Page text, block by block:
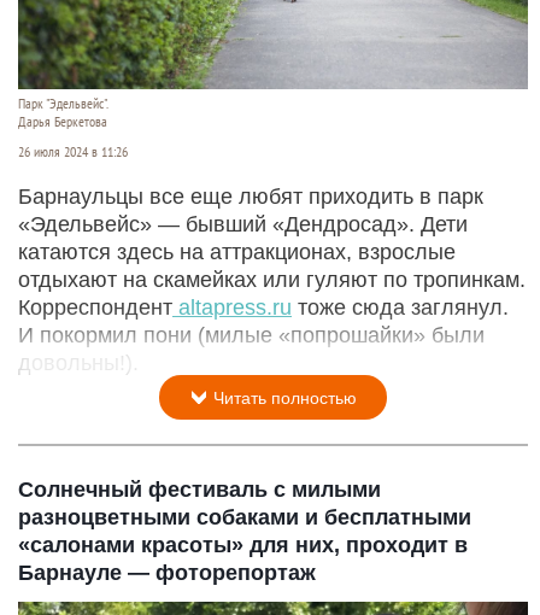
Парк "Эдельвейс".
Дарья Беркетова
26 июля 2024 в 11:26
Барнаульцы все еще любят приходить в парк
«Эдельвейс» — бывший «Дендросад». Дети
катаются здесь на аттракционах, взрослые
отдыхают на скамейках или гуляют по тропинкам.
Корреспондент altapress.ru тоже сюда заглянул.
И покормил пони (милые «попрошайки» были
довольны!).
Читать полностью
Солнечный фестиваль с милыми
разноцветными собаками и бесплатными
«салонами красоты» для них, проходит в
Барнауле — фоторепортаж